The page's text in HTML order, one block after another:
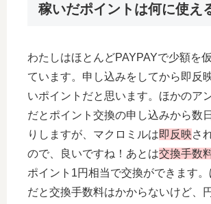
稼いだポイントは何に使え
わたしはほとんどPAYPAYで少額を
ています。申し込みをしてから即反
いポイントだと思います。ほかのア
だとポイント交換の申し込みから数
りしますが、マクロミルは即反映さ
ので、良いですね！あとは交換手数
ポイント1円相当で交換ができます
だと交換手数料はかからないけど、